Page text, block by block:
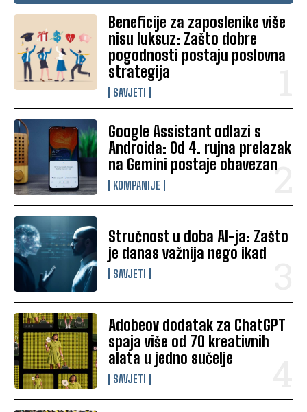
Beneficije za zaposlenike više
nisu luksuz: Zašto dobre
pogodnosti postaju poslovna
strategija
SAVJETI
Google Assistant odlazi s
Androida: Od 4. rujna prelazak
na Gemini postaje obavezan
KOMPANIJE
Stručnost u doba AI-ja: Zašto
je danas važnija nego ikad
SAVJETI
Adobeov dodatak za ChatGPT
spaja više od 70 kreativnih
alata u jedno sučelje
SAVJETI